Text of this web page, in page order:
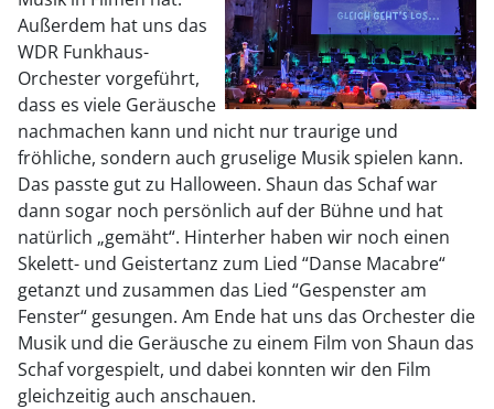
Außerdem hat uns das
WDR Funkhaus-
Orchester vorgeführt,
dass es viele Geräusche
nachmachen kann und nicht nur traurige und
fröhliche, sondern auch gruselige Musik spielen kann.
Das passte gut zu Halloween. Shaun das Schaf war
dann sogar noch persönlich auf der Bühne und hat
natürlich „gemäht“. Hinterher haben wir noch einen
Skelett- und Geistertanz zum Lied “Danse Macabre“
getanzt und zusammen das Lied “Gespenster am
Fenster“ gesungen. Am Ende hat uns das Orchester die
Musik und die Geräusche zu einem Film von Shaun das
Schaf vorgespielt, und dabei konnten wir den Film
gleichzeitig auch anschauen.